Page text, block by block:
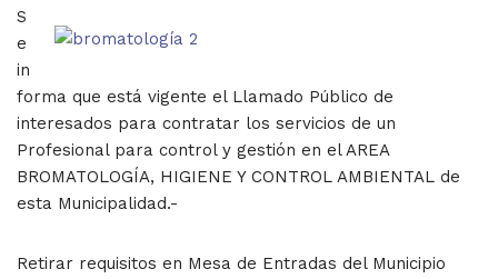
S
e
in
forma que está vigente el Llamado Público de
interesados para contratar los servicios de un
Profesional para control y gestión en el AREA
BROMATOLOGÍA, HIGIENE Y CONTROL AMBIENTAL de
esta Municipalidad.-
Retirar requisitos en Mesa de Entradas del Municipio